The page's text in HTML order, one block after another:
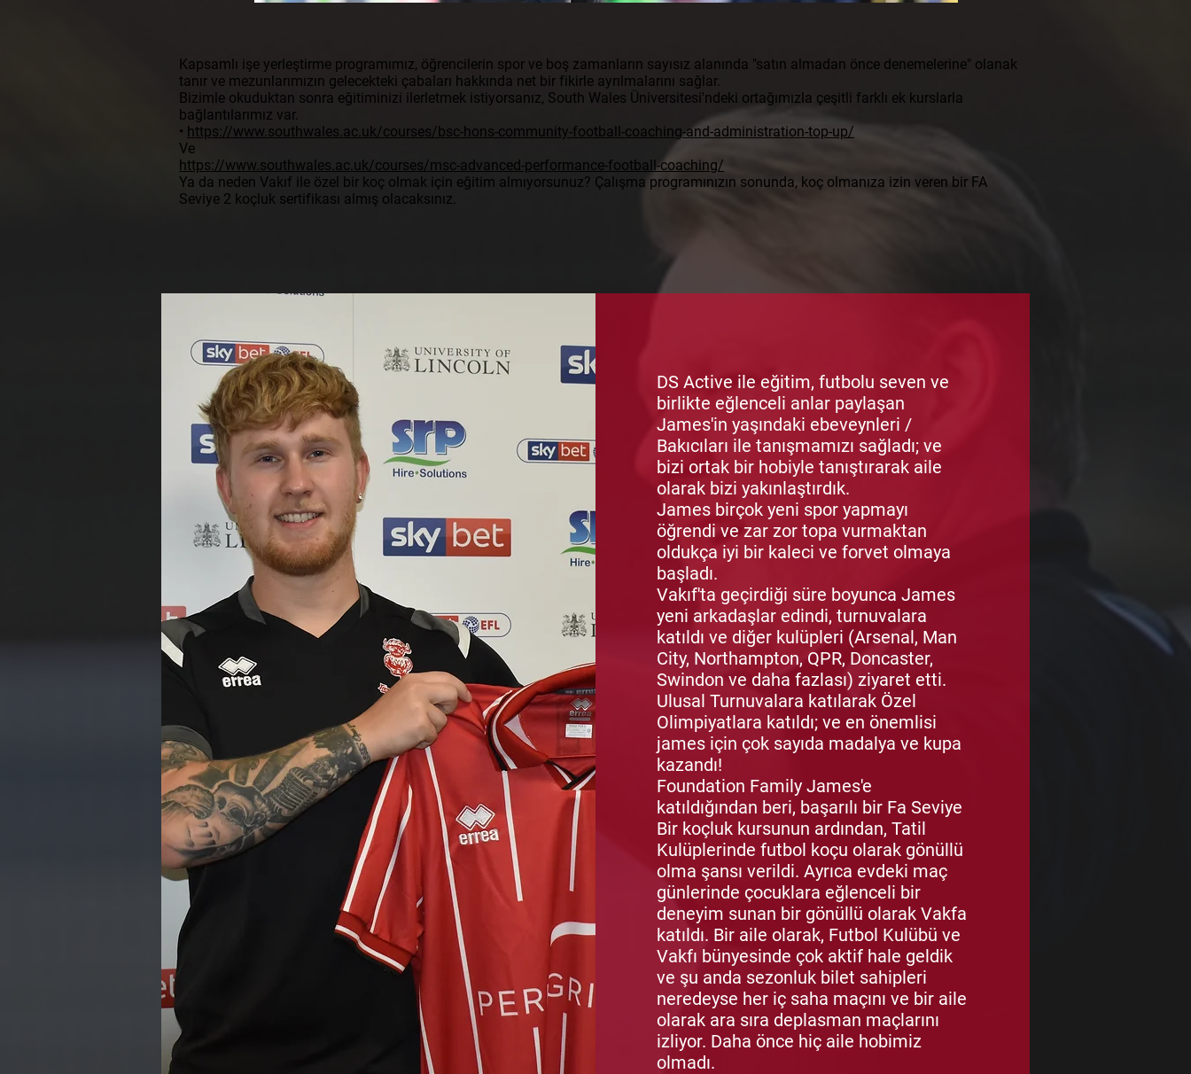
Kapsamlı işe yerleştirme programımız, öğrencilerin spor ve boş zamanların sayısız alanında "satın almadan önce denemelerine" olanak
tanır ve mezunlarımızın gelecekteki çabaları hakkında net bir fikirle ayrılmalarını sağlar.
Bizimle okuduktan sonra eğitiminizi ilerletmek istiyorsanız, South Wales Üniversitesi'ndeki ortağımızla çeşitli farklı ek kurslarla
bağlantılarımız var.
• https://www.southwales.ac.uk/courses/bsc-hons-community-football-coaching-and-administration-top-up/
Ve
https://www.southwales.ac.uk/courses/msc-advanced-performance-football-coaching/
Ya da neden Vakıf ile özel bir koç olmak için eğitim almıyorsunuz? Çalışma programınızın sonunda, koç olmanıza izin veren bir FA
Seviye 2 koçluk sertifikası almış olacaksınız.
DS Active ile eğitim, futbolu seven ve
birlikte eğlenceli anlar paylaşan
James'in yaşındaki ebeveynleri /
Bakıcıları ile tanışmamızı sağladı; ve
bizi ortak bir hobiyle tanıştırarak aile
olarak bizi yakınlaştırdık.
James birçok yeni spor yapmayı
öğrendi ve zar zor topa vurmaktan
oldukça iyi bir kaleci ve forvet olmaya
başladı.
Vakıf'ta geçirdiği süre boyunca James
yeni arkadaşlar edindi, turnuvalara
katıldı ve diğer kulüpleri (Arsenal, Man
City, Northampton, QPR, Doncaster,
Swindon ve daha fazlası) ziyaret etti.
Ulusal Turnuvalara katılarak Özel
Olimpiyatlara katıldı; ve en önemlisi
james için çok sayıda madalya ve kupa
kazandı!
Foundation Family James'e
katıldığından beri, başarılı bir Fa Seviye
Bir koçluk kursunun ardından, Tatil
Kulüplerinde futbol koçu olarak gönüllü
olma şansı verildi. Ayrıca evdeki maç
günlerinde çocuklara eğlenceli bir
deneyim sunan bir gönüllü olarak Vakfa
katıldı. Bir aile olarak, Futbol Kulübü ve
Vakfı bünyesinde çok aktif hale geldik
ve şu anda sezonluk bilet sahipleri
neredeyse her iç saha maçını ve bir aile
olarak ara sıra deplasman maçlarını
izliyor. Daha önce hiç aile hobimiz
olmadı.